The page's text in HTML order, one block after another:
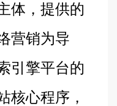
体，提供的
营销为导
引擎平台的
核心程序，